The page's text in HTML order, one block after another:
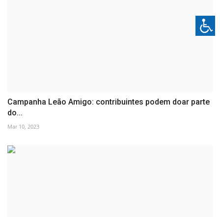
Campanha Leão Amigo: contribuintes podem doar parte
do...
Mar 10, 2023